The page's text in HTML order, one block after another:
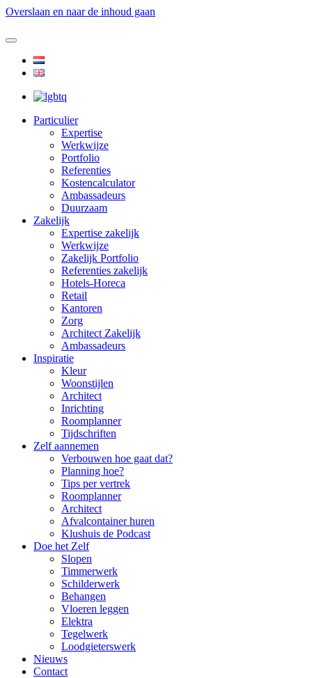
Overslaan en naar de inhoud gaan
Particulier
Expertise
Werkwijze
Portfolio
Referenties
Kostencalculator
Ambassadeurs
Duurzaam
Zakelijk
Expertise zakelijk
Werkwijze
Zakelijk Portfolio
Referenties zakelijk
Hotels-Horeca
Retail
Kantoren
Zorg
Architect Zakelijk
Ambassadeurs
Inspiratie
Kleur
Woonstijlen
Architect
Inrichting
Roomplanner
Tijdschriften
Zelf aannemen
Verbouwen hoe gaat dat?
Planning hoe?
Tips per vertrek
Roomplanner
Architect
Afvalcontainer huren
Klushuis de Podcast
Doe het Zelf
Slopen
Timmerwerk
Schilderwerk
Behangen
Vloeren leggen
Elektra
Tegelwerk
Loodgieterswerk
Nieuws
Contact